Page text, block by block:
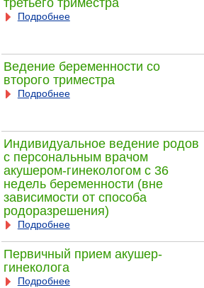
третьего триместра
Подробнее
Ведение беременности со
второго триместра
Подробнее
Индивидуальное ведение родов
с персональным врачом
акушером-гинекологом с 36
недель беременности (вне
зависимости от способа
родоразрешения)
Подробнее
Первичный прием акушер-
гинеколога
Подробнее